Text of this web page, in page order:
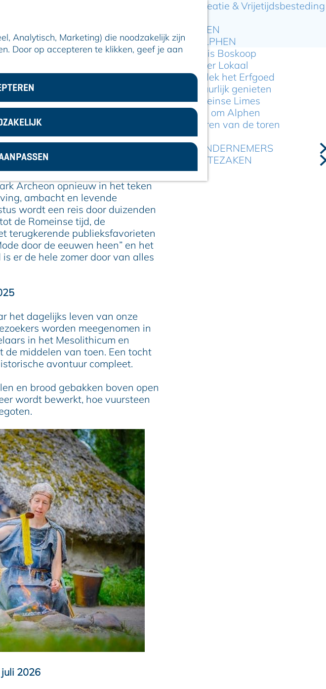
Analytisch, Marketing) die noodzakelijk zijn
Door op accepteren te klikken, geef je aan
Recreatie & Vrijetijdsbesteding
ARTIKELEN
OVER ALPHEN
Hier is Boskoop
Lekker Lokaal
Ontdek het Erfgoed
Natuurlijk genieten
Romeinse Limes
In en om Alphen
Kleuren van de toren
VOOR ONDERNEMERS
GEMEENTEZAKEN
aan den Rijn
| | |
AVONTUREN
Alphen aan den Rijn
Archeon opnieuw in het teken
ambacht en levende
wordt een reis door duizenden
de Romeinse tijd, de
terugkerende publieksfavorieten
door de eeuwen heen” en het
er de hele zomer door van alles
het dagelijks leven van onze
worden meegenomen in
in het Mesolithicum en
de middelen van toen. Een tocht
avontuur compleet.
en brood gebakken boven open
wordt bewerkt, hoe vuursteen
juli 2026